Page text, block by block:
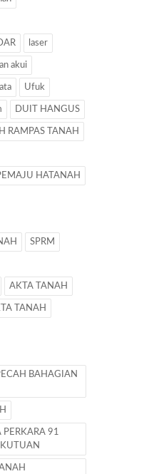
laser
akui
Ufuk
DUIT HANGUS
RAMPAS TANAH
HATANAH
SPRM
AKTA TANAH
TANAH
BAHAGIAN
PERKARA 91